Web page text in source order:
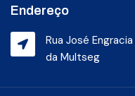
Endereço
Rua José
da Multseg